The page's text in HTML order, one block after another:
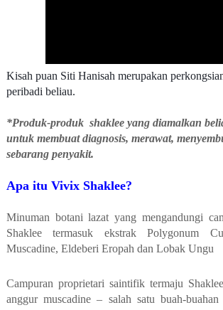
Kisah puan Siti Hanisah merupakan
peribadi beliau.
*Produk-produk shaklee yang diamalkan
untuk membuat diagnosis, merawat,
sebarang penyakit.
Apa itu Vivix Shaklee?
Minuman botani lazat yang mengandungi
Shaklee termasuk ekstrak Polygonum
Muscadine, Eldeberi Eropah dan Lobak Ungu
Campuran proprietari saintifik termaju
anggur muscadine – salah satu buah-